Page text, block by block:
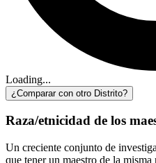
Loading...
¿Comparar con otro Distrito?
Raza/etnicidad de los
Un creciente conjunto de
que tener un maestro de la